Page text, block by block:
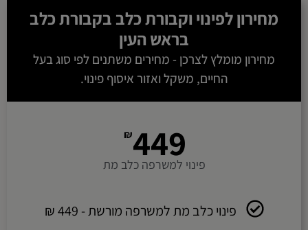
מחירון לפינוי וקבורת כלב בקבורת כלב
בראש העין
מחירון מומלץ לצרכן - מחירים משתנים לפי סוג בעל
החיים, משקל ואזור איסוף פינוי.
₪449
פינוי למשרפה כלב מת
פינוי כלב מת למשרפה מורשת - 449 ₪